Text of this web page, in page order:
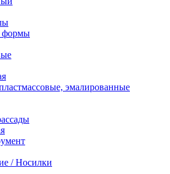
формы
эмалированные
/ Носилки